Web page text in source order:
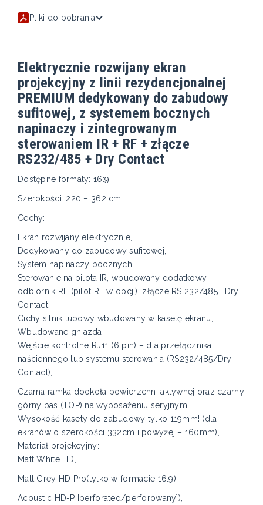
Pliki do pobrania
Elektrycznie rozwijany ekran
projekcyjny z linii rezydencjonalnej
PREMIUM dedykowany do zabudowy
sufitowej, z systemem bocznych
napinaczy i zintegrowanym
sterowaniem IR + RF + złącze
RS232/485 + Dry Contact
Dostępne formaty: 16:9
Szerokości: 220 – 362 cm
Cechy:
Ekran rozwijany elektrycznie,
Dedykowany do zabudowy sufitowej,
System napinaczy bocznych,
Sterowanie na pilota IR, wbudowany dodatkowy
odbiornik RF (pilot RF w opcji), złącze RS 232/485 i Dry
Contact,
Cichy silnik tubowy wbudowany w kasetę ekranu,
Wbudowane gniazda:
Wejście kontrolne RJ11 (6 pin) – dla przełącznika
naściennego lub systemu sterowania (RS232/485/Dry
Contact),
Czarna ramka dookoła powierzchni aktywnej oraz czarny
górny pas (TOP) na wyposażeniu seryjnym,
Wysokość kasety do zabudowy tylko 119mm! (dla
ekranów o szerokości 332cm i powyżej – 160mm),
Materiał projekcyjny:
Matt White HD,
Matt Grey HD Pro(tylko w formacie 16:9),
Acoustic HD-P [perforated/perforowany]),